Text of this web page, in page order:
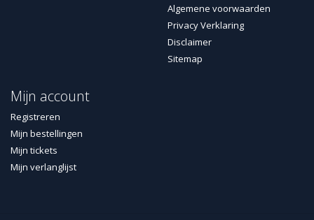
Algemene voorwaarden
Privacy Verklaring
Disclaimer
Sitemap
Mijn account
Registreren
Mijn bestellingen
Mijn tickets
Mijn verlanglijst